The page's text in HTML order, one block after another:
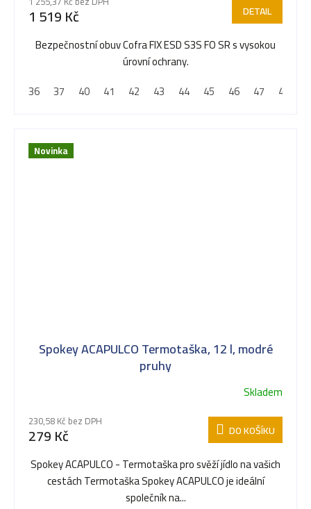
1 519 Kč DETAIL
Bezpečnostní obuv Cofra FIX ESD S3S FO SR s vysokou
úrovní ochrany.
36
37 40 41 42 43 44 45 46 47 48
Novinka
Spokey ACAPULCO Termotaška, 12 l, modré
pruhy
Skladem
230,58 Kč bez DPH
279 Kč DO KOŠÍKU
Spokey ACAPULCO - Termotaška pro svěží jídlo na vašich
cestách Termotaška Spokey ACAPULCO je ideální
společník na...